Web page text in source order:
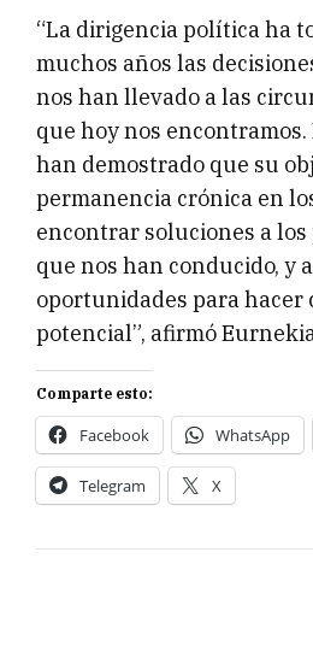
“La dirigencia política ha
muchos años las
nos han llevado a las
que hoy nos
han demostrado que su
permanencia crónica en
encontrar soluciones a los
que nos han conducido, y
oportunidades para hacer
potencial”, afirmó
Comparte esto:
Facebook WhatsApp
Telegram X